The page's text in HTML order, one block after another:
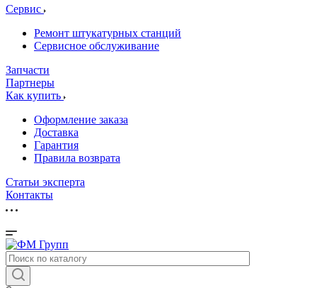
Сервис
Ремонт штукатурных станций
Сервисное обслуживание
Запчасти
Партнеры
Как купить
Оформление заказа
Доставка
Гарантия
Правила возврата
Статьи эксперта
Контакты